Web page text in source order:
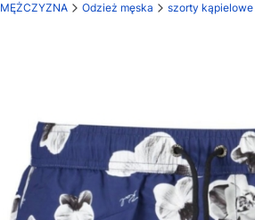
MĘŻCZYZNA Odzież męska szorty kąpielowe